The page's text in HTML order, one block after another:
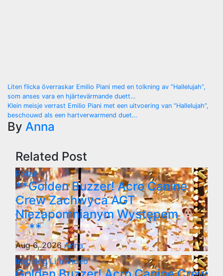
Post
navigation
Liten flicka överraskar Emilio Piani med en tolkning av ”Hallelujah”,
som anses vara en hjärtevärmande duett…
Klein meisje verrast Emilio Piani met een uitvoering van “Hallelujah”,
beschouwd als een hartverwarmend duet…
By Anna
Related Post
Polish
**Golden Buzzer! Acro Canine
Crew Zachwyca AGT
Niezapomnianym Występem
**
Aug 6, 2026Anna
InspiringLifeVideo